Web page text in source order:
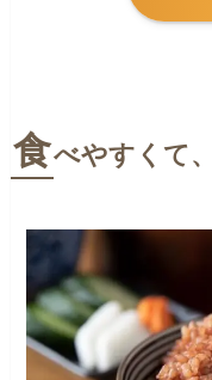
食べやすくて